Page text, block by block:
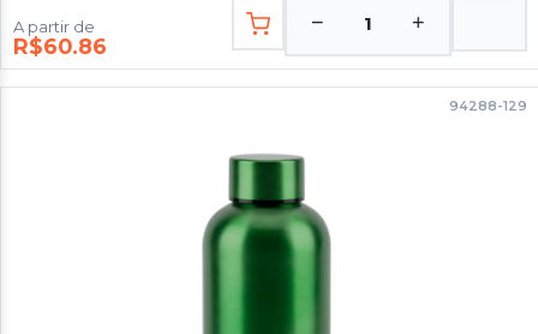
A partir de
R$60.86
− 1 +
94288-129